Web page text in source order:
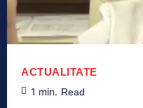
ACTUALITATE
1 min. Read